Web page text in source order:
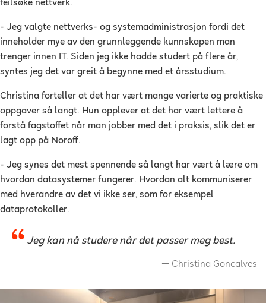
feilsøke nettverk.
- Jeg valgte nettverks- og systemadministrasjon fordi det
inneholder mye av den grunnleggende kunnskapen man
trenger innen IT. Siden jeg ikke hadde studert på flere år,
syntes jeg det var greit å begynne med et årsstudium.
Christina forteller at det har vært mange varierte og praktiske
oppgaver så langt. Hun opplever at det har vært lettere å
forstå fagstoffet når man jobber med det i praksis, slik det er
lagt opp på Noroff.
- Jeg synes det mest spennende så langt har vært å lære om
hvordan datasystemer fungerer. Hvordan alt kommuniserer
med hverandre av det vi ikke ser, som for eksempel
dataprotokoller.
Jeg kan nå studere når det passer meg best.
Christina Goncalves